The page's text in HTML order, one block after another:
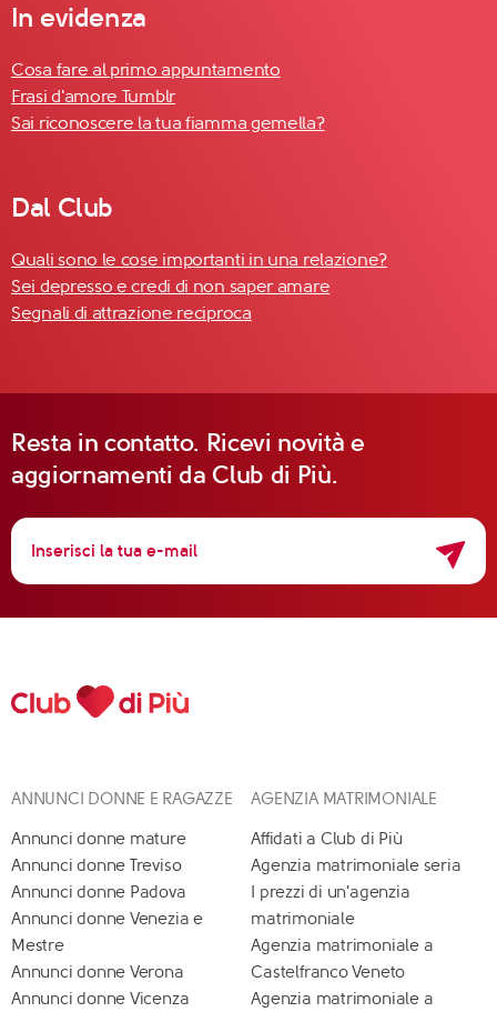
In evidenza
Cosa fare al primo appuntamento
Frasi d'amore Tumblr
Sai riconoscere la tua fiamma gemella?
Dal Club
Quali sono le cose importanti in una relazione?
Sei depresso e credi di non saper amare
Segnali di attrazione reciproca
Resta in contatto. Ricevi novità e
aggiornamenti da Club di Più.
ANNUNCI DONNE E RAGAZZE
Annunci donne mature
Annunci donne Treviso
Annunci donne Padova
Annunci donne Venezia e
Mestre
Annunci donne Verona
Annunci donne Vicenza
AGENZIA MATRIMONIALE
Affidati a Club di Più
Agenzia matrimoniale seria
I prezzi di un'agenzia
matrimoniale
Agenzia matrimoniale a
Castelfranco Veneto
Agenzia matrimoniale a